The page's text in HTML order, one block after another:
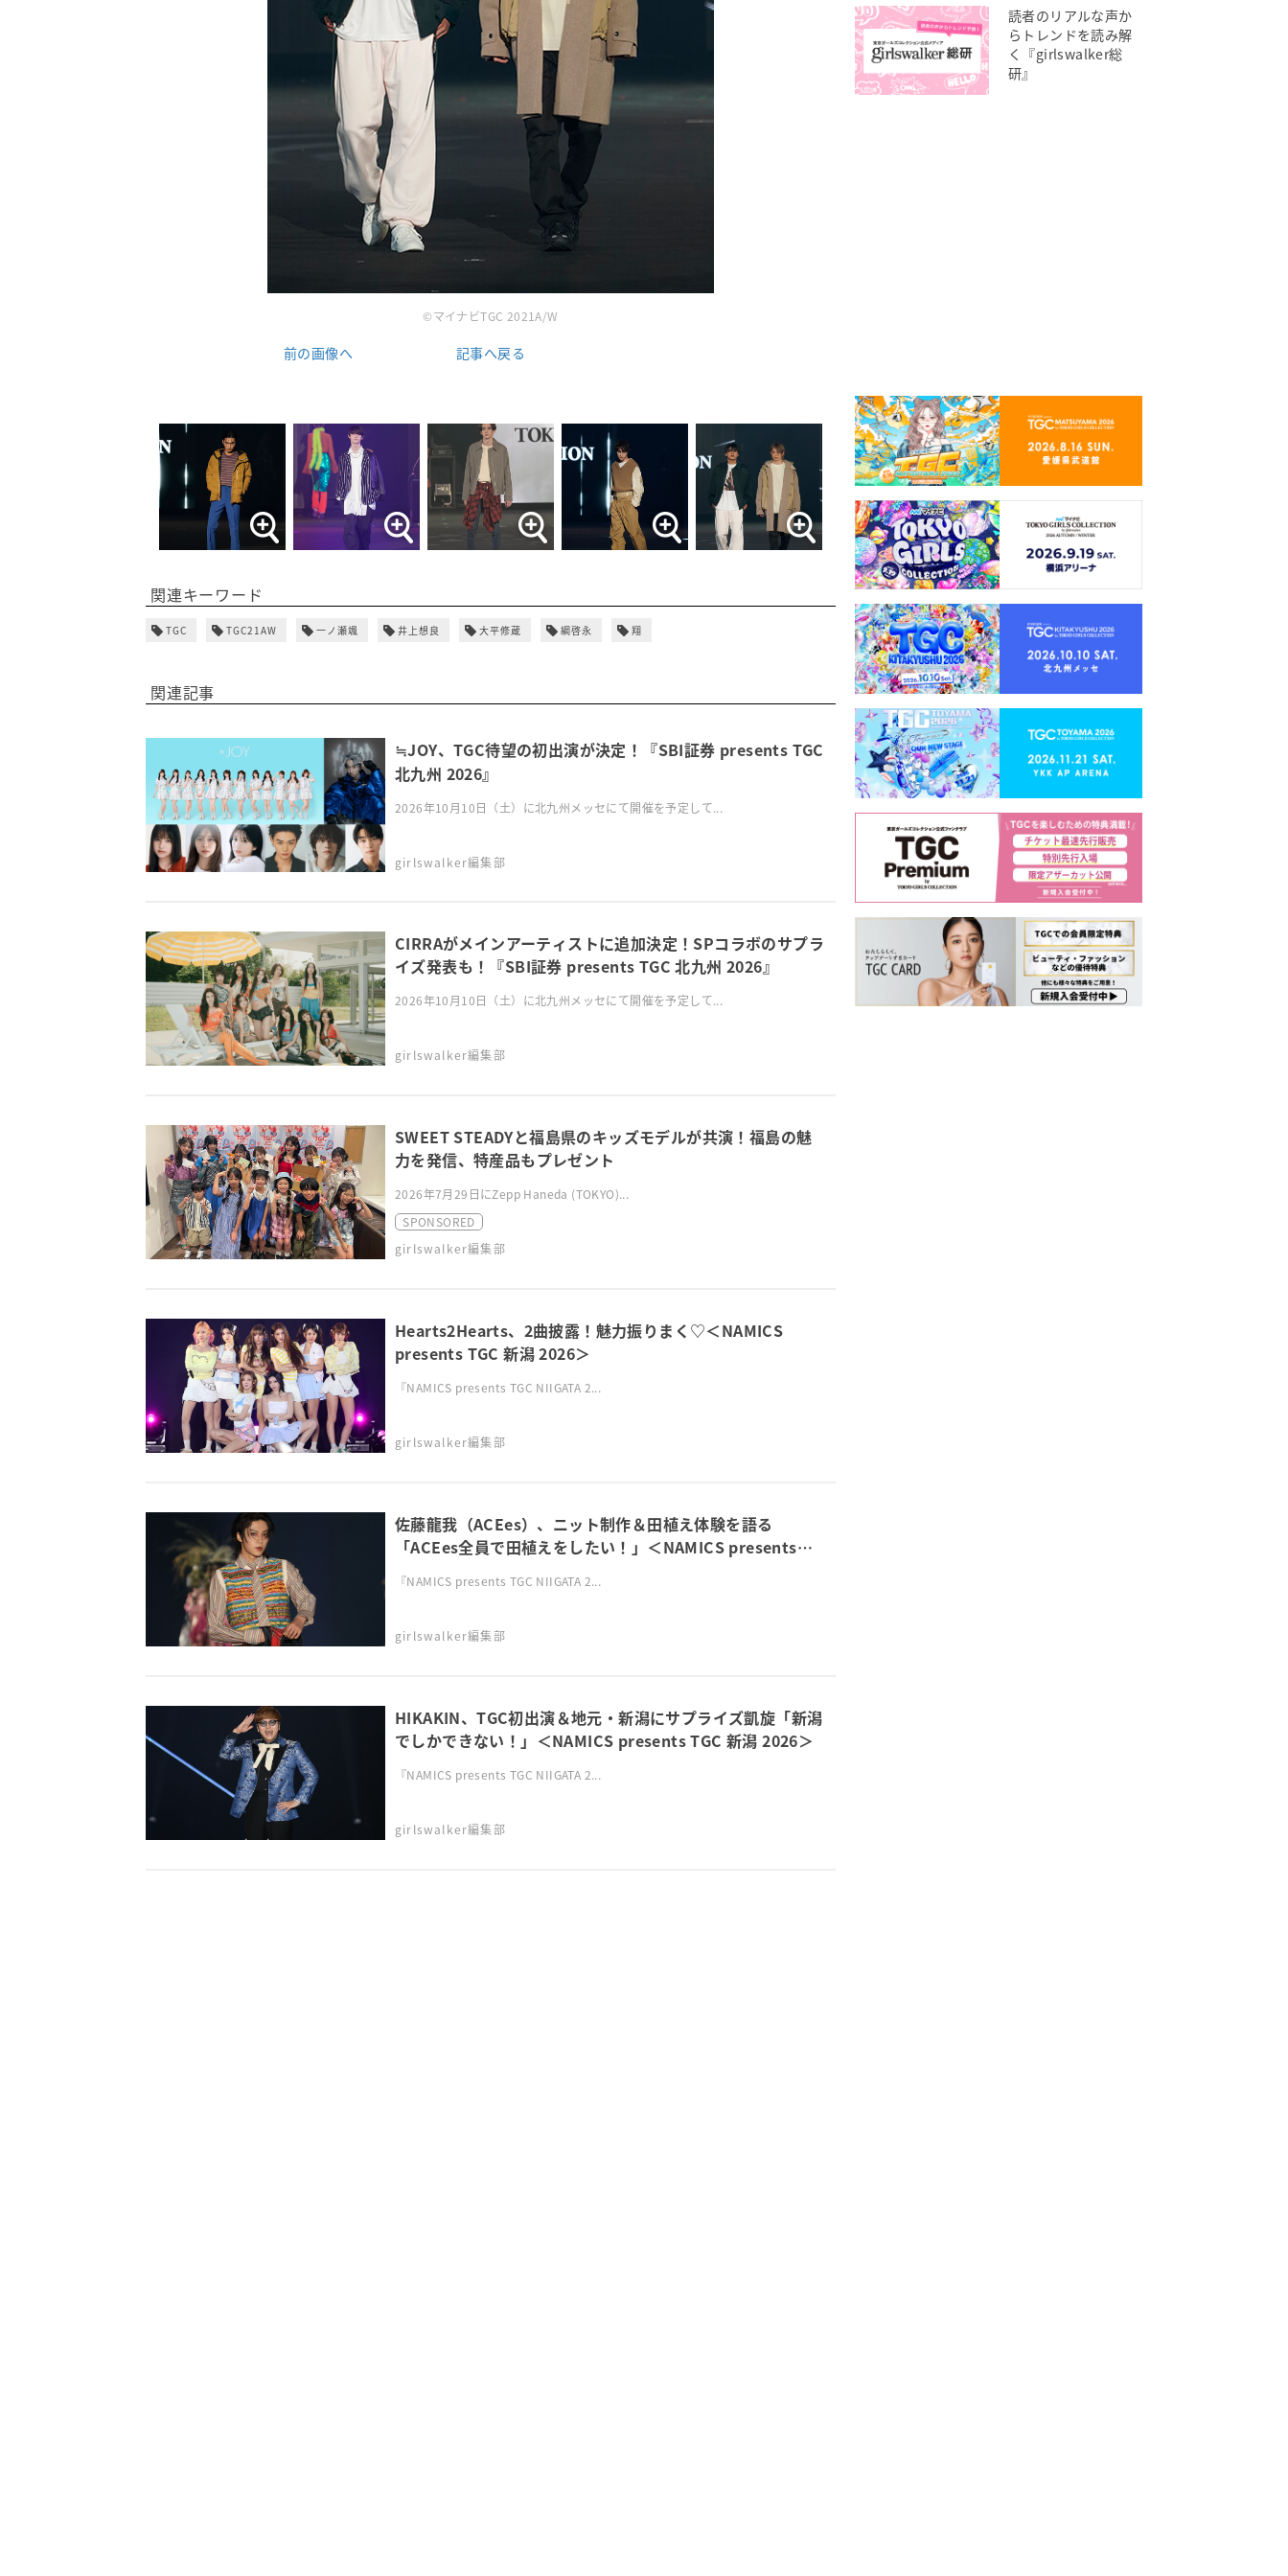
©マイナビTGC 2021A/W
前の画像へ 記事へ戻る
関連キーワード
TGC TGC21AW 一ノ瀬颯 井上想良 大平修蔵 綱啓永 翔
関連記事
≒JOY、TGC待望の初出演が決定！『SBI証券 presents TGC
北九州 2026』
2026年10月10日（土）に北九州メッセにて開催を予定して...
girlswalker編集部
CIRRAがメインアーティストに追加決定！SPコラボのサプラ
イズ発表も！『SBI証券 presents TGC 北九州 2026』
2026年10月10日（土）に北九州メッセにて開催を予定して...
girlswalker編集部
SWEET STEADYと福島県のキッズモデルが共演！福島の魅
力を発信、特産品もプレゼント
2026年7月29日にZepp Haneda (TOKYO)...
SPONSORED
girlswalker編集部
Hearts2Hearts、2曲披露！魅力振りまく♡＜NAMICS
presents TGC 新潟 2026＞
『NAMICS presents TGC NIIGATA 2...
girlswalker編集部
佐藤⿓我（ACEes）、ニット制作＆田植え体験を語る
「ACEes全員で田植えをしたい！」＜NAMICS presents
TGC 新潟 2026＞
『NAMICS presents TGC NIIGATA 2...
girlswalker編集部
HIKAKIN、TGC初出演＆地元・新潟にサプライズ凱旋「新潟
でしかできない！」＜NAMICS presents TGC 新潟 2026＞
『NAMICS presents TGC NIIGATA 2...
girlswalker編集部
読者のリアルな声か
らトレンドを読み解
く『girlswalker総
研』